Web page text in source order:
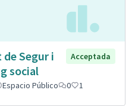
Segur i
social
Acceptada
Espacio Público 0 1